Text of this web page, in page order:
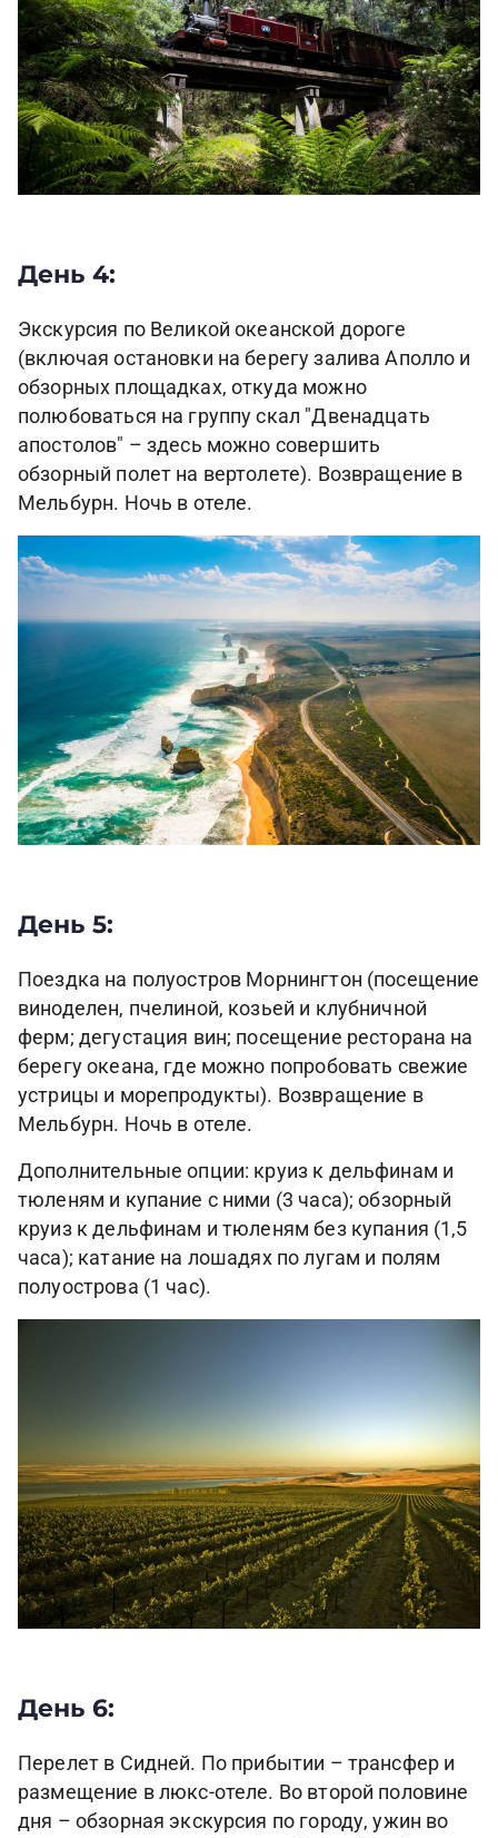
День 4:
Экскурсия по Великой океанской дороге
(включая остановки на берегу залива Аполло и
обзорных площадках, откуда можно
полюбоваться на группу скал "Двенадцать
апостолов" – здесь можно совершить
обзорный полет на вертолете). Возвращение в
Мельбурн. Ночь в отеле.
День 5:
Поездка на полуостров Морнингтон (посещение
виноделен, пчелиной, козьей и клубничной
ферм; дегустация вин; посещение ресторана на
берегу океана, где можно попробовать свежие
устрицы и морепродукты). Возвращение в
Мельбурн. Ночь в отеле.
Дополнительные опции: круиз к дельфинам и
тюленям и купание с ними (3 часа); обзорный
круиз к дельфинам и тюленям без купания (1,5
часа); катание на лошадях по лугам и полям
полуострова (1 час).
День 6:
Перелет в Сидней. По прибытии – трансфер и
размещение в люкс-отеле. Во второй половине
дня – обзорная экскурсия по городу, ужин во